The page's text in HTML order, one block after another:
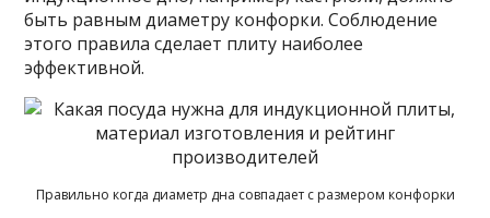
быть равным диаметру конфорки. Соблюдение
этого правила сделает плиту наиболее
эффективной.
Правильно когда диаметр дна совпадает с размером конфорки